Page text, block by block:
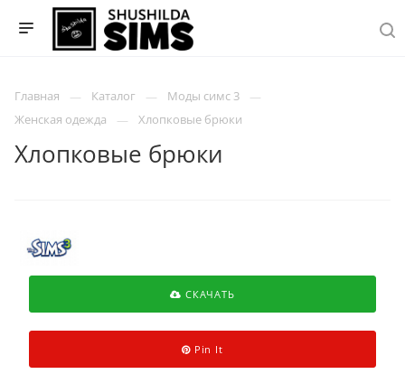
Главная Каталог
Моды симс 3
Женская одежда
Хлопковые брюки
Хлопковые брюки
СКАЧАТЬ
Pin It